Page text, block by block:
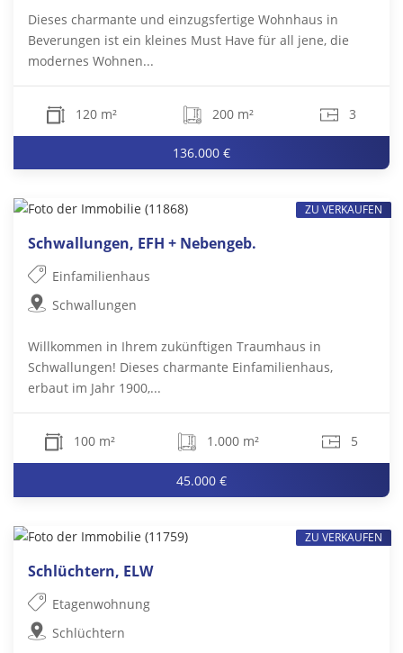
Dieses charmante und einzugsfertige Wohnhaus in
Beverungen ist ein kleines Must Have für all jene, die
modernes Wohnen...
120 m² 200 m² 3
136.000 €
Schwallungen, EFH + Nebengeb.
Einfamilienhaus
Schwallungen
Willkommen in Ihrem zukünftigen Traumhaus in
Schwallungen! Dieses charmante Einfamilienhaus,
erbaut im Jahr 1900,...
100 m² 1.000 m² 5
45.000 €
ZU VERKAUFEN
Schlüchtern, ELW
Etagenwohnung
Schlüchtern
ZU VERKAUFEN